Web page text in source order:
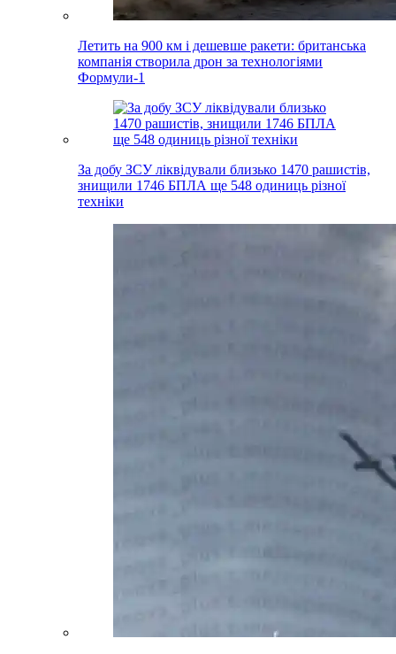
Летить на 900 км і дешевше ракети: британська
компанія створила дрон за технологіями
Формули-1
За добу ЗСУ ліквідували близько 1470 рашистів,
знищили 1746 БПЛА ще 548 одиниць різної
техніки